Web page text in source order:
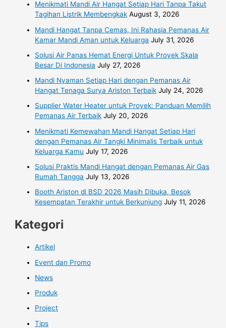
Menikmati Mandi Air Hangat Setiap Hari Tanpa Takut
Tagihan Listrik Membengkak August 3, 2026
Mandi Hangat Tanpa Cemas, Ini Rahasia Pemanas Air
Kamar Mandi Aman untuk Keluarga July 31, 2026
Solusi Air Panas Hemat Energi Untuk Proyek Skala
Besar Di Indonesia July 27, 2026
Mandi Nyaman Setiap Hari dengan Pemanas Air
Hangat Tenaga Surya Ariston Terbaik July 24, 2026
Supplier Water Heater untuk Proyek: Panduan Memilih
Pemanas Air Terbaik July 20, 2026
Menikmati Kemewahan Mandi Hangat Setiap Hari
dengan Pemanas Air Tangki Minimalis Terbaik untuk
Keluarga Kamu July 17, 2026
Solusi Praktis Mandi Hangat dengan Pemanas Air Gas
Rumah Tangga July 13, 2026
Booth Ariston di BSD 2026 Masih Dibuka, Besok
Kesempatan Terakhir untuk Berkunjung July 11, 2026
Kategori
Artikel
Event dan Promo
News
Produk
Project
Tips